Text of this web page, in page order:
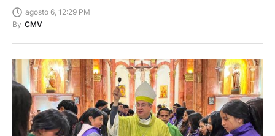
agosto 6, 12:29 PM
By CMV